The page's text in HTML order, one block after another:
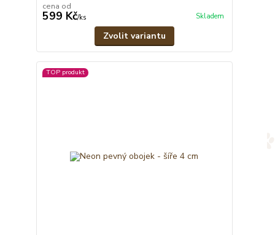
cena od
599 Kč/ks Skladem
Zvolit variantu
TOP produkt